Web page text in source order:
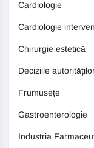
Cardiologie
Cardiologie
Chirurgie estetică
Deciziile
Frumusețe
Gastroenterologie
Industria